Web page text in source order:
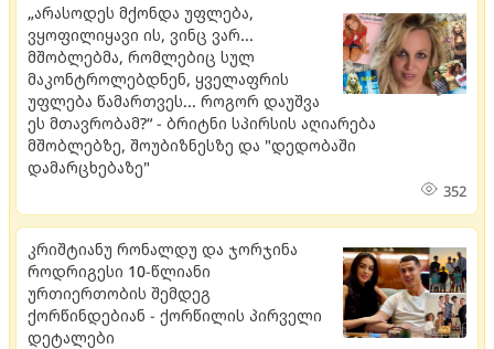
„არასოდეს მქონდა უფლება,
ვყოფილიყავი ის, ვინც ვარ...
მშობლებმა, რომლებიც სულ
მაკონტროლებდნენ, ყველაფრის
უფლება წამართვეს... როგორ დაუშვა
ეს მთავრობამ?“ - ბრიტნი სპირსის აღიარება
მშობლებზე, შოუბიზნესზე და "დედობაში
დამარცხებაზე"
352
კრიშტიანუ რონალდუ და ჯორჯინა
როდრიგესი 10-წლიანი
ურთიერთობის შემდეგ
ქორწინდებიან - ქორწილის პირველი
დეტალები